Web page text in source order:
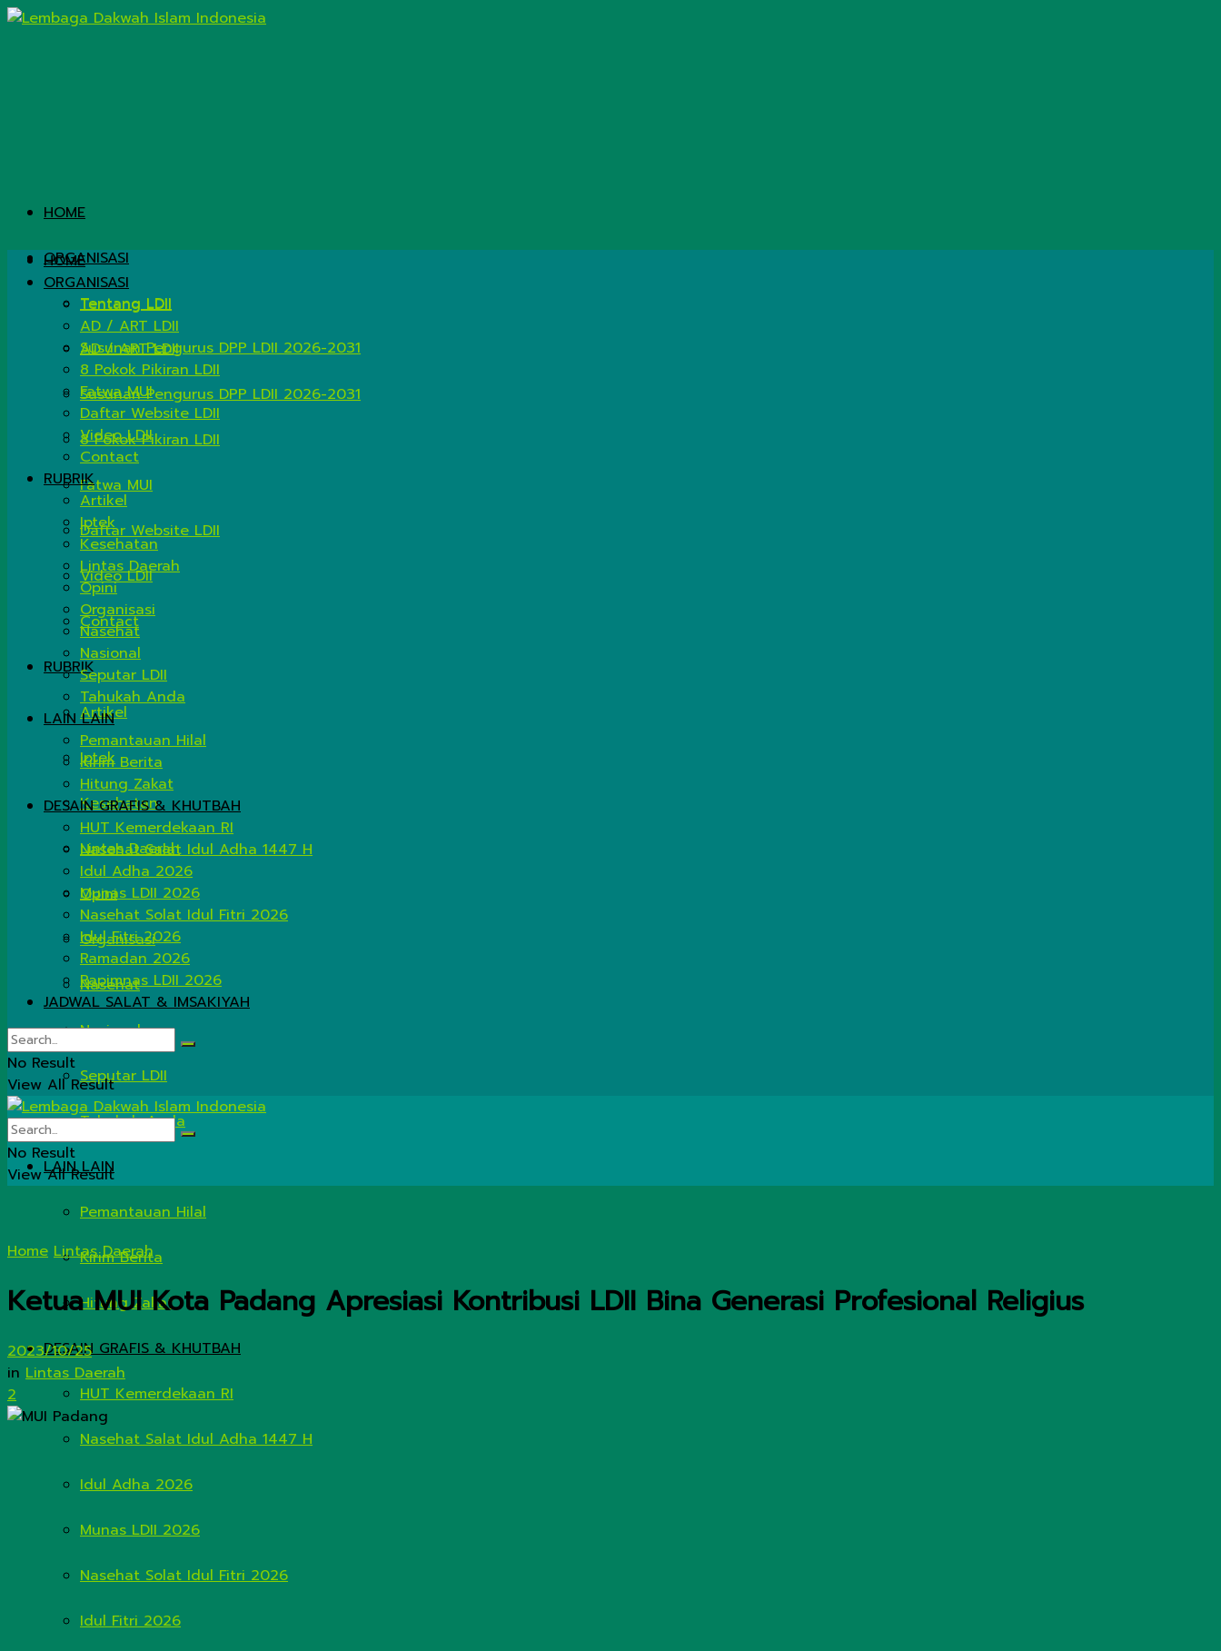
HOME
ORGANISASI
Tentang LDII
AD / ART LDII
Susunan Pengurus DPP LDII 2026-2031
8 Pokok Pikiran LDII
Fatwa MUI
Daftar Website LDII
Video LDII
Contact
RUBRIK
Artikel
Iptek
Kesehatan
Lintas Daerah
Opini
Organisasi
Nasehat
Nasional
Seputar LDII
Tahukah Anda
LAIN LAIN
Pemantauan Hilal
Kirim Berita
Hitung Zakat
DESAIN GRAFIS & KHUTBAH
HUT Kemerdekaan RI
Nasehat Salat Idul Adha 1447 H
Idul Adha 2026
Munas LDII 2026
Nasehat Solat Idul Fitri 2026
Idul Fitri 2026
HOME
ORGANISASI
Tentang LDII
AD / ART LDII
Susunan Pengurus DPP LDII 2026-2031
8 Pokok Pikiran LDII
Fatwa MUI
Daftar Website LDII
Video LDII
Contact
RUBRIK
Artikel
Iptek
Kesehatan
Lintas Daerah
Opini
Organisasi
Nasehat
Nasional
Seputar LDII
Tahukah Anda
LAIN LAIN
Pemantauan Hilal
Kirim Berita
Hitung Zakat
DESAIN GRAFIS & KHUTBAH
HUT Kemerdekaan RI
Nasehat Salat Idul Adha 1447 H
Idul Adha 2026
Munas LDII 2026
Nasehat Solat Idul Fitri 2026
Idul Fitri 2026
Ramadan 2026
Rapimnas LDII 2026
JADWAL SALAT & IMSAKIYAH
No Result
View All Result
No Result
View All Result
Home Lintas Daerah
Ketua MUI Kota Padang Apresiasi Kontribusi LDII Bina Generasi Profesional Religius
2023/10/25
in Lintas Daerah
2